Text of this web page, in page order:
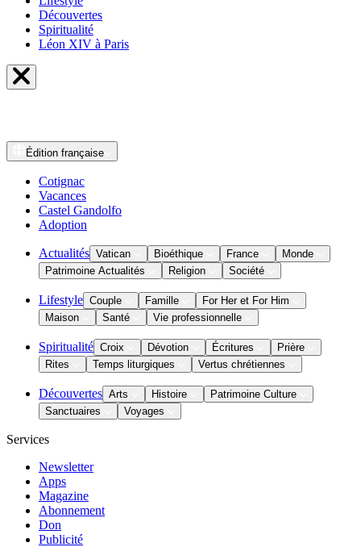
Découvertes
Spiritualité
Léon XIV à Paris
Édition française
Cotignac
Vacances
Castel Gandolfo
Adoption
Actualités Vatican Bioéthique France
Monde
Patrimoine Actualités
Religion Société
Lifestyle Couple Famille
For Her et For Him
Maison
Santé Vie professionnelle
Spiritualité Croix Dévotion Écritures
Prière
Rites
Temps liturgiques Vertus chrétiennes
Découvertes Arts Histoire
Patrimoine Culture
Sanctuaires
Voyages
Services
Newsletter
Apps
Magazine
Abonnement
Don
Publicité